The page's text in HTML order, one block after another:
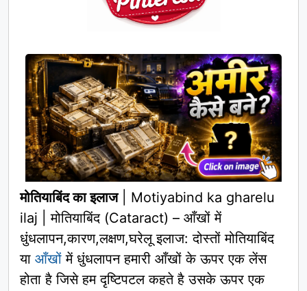
मोतियाबिंद का इलाज| Motiyabind ka gharelu
ilaj | मोतियाबिंद (Cataract) – आँखों में
धुंधलापन,कारण,लक्षण,घरेलू इलाज: दोस्तों मोतियाबिंद
या आँखों में धुंधलापन हमारी आँखों के ऊपर एक लेंस
होता है जिसे हम दृष्टिपटल कहते है उसके ऊपर एक